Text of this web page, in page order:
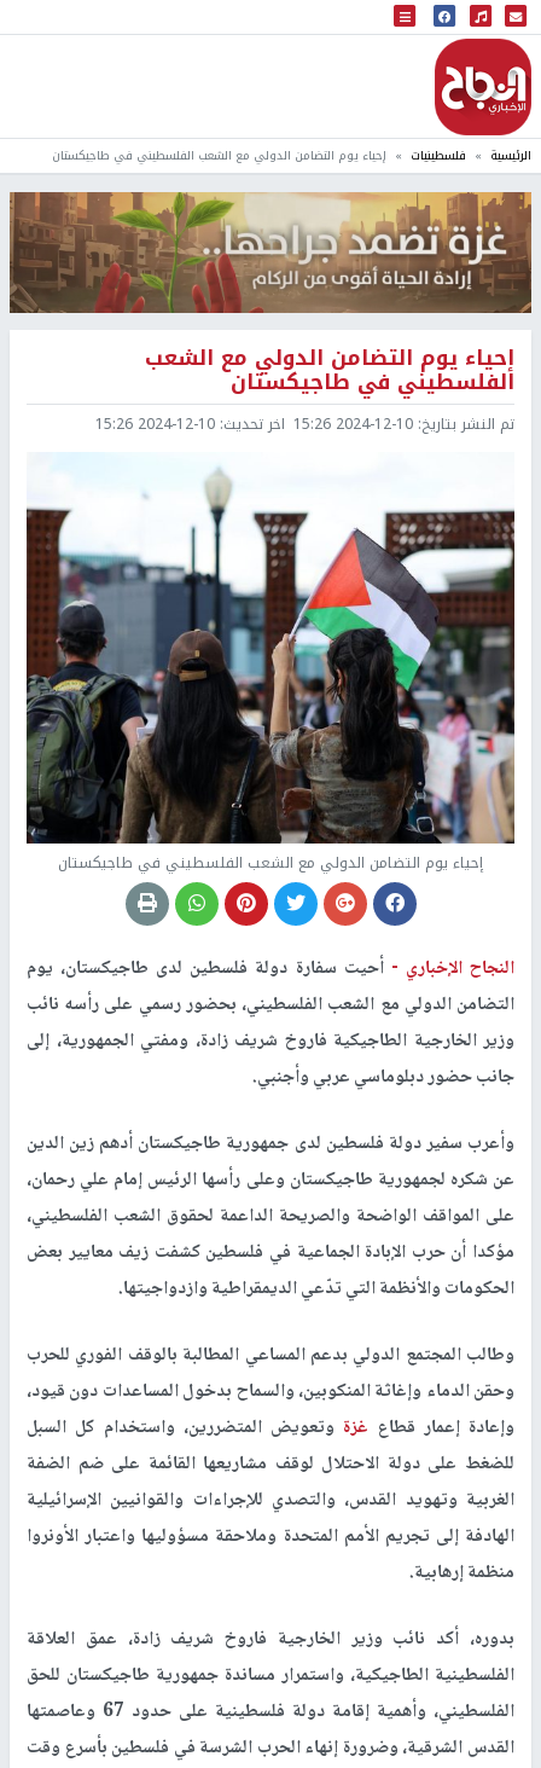
البث المباشر
إذاعة النجاح
الرئيسية فلسطينيات إحياء يوم التضامن الدولي مع الشعب الفلسطيني في طاجيكستان
إحياء يوم التضامن الدولي مع الشعب
الفلسطيني في طاجيكستان
تم النشر بتاريخ: 2024-12-10 15:26 اخر تحديث: 2024-12-10 15:26
إحياء يوم التضامن الدولي مع الشعب الفلسطيني في طاجيكستان
النجاح الإخباري -أحيت سفارة دولة فلسطين لدى طاجيكستان، يوم
التضامن الدولي مع الشعب الفلسطيني، بحضور رسمي على رأسه نائب
وزير الخارجية الطاجيكية فاروخ شريف زادة، ومفتي الجمهورية، إلى
جانب حضور دبلوماسي عربي وأجنبي.
وأعرب سفير دولة فلسطين لدى جمهورية طاجيكستان أدهم زين الدين
عن شكره لجمهورية طاجيكستان وعلى رأسها الرئيس إمام علي رحمان،
على المواقف الواضحة والصريحة الداعمة لحقوق الشعب الفلسطيني،
مؤكدا أن حرب الإبادة الجماعية في فلسطين كشفت زيف معايير بعض
الحكومات والأنظمة التي تدّعي الديمقراطية وازدواجيتها.
وطالب المجتمع الدولي بدعم المساعي المطالبة بالوقف الفوري للحرب
وحقن الدماء وإغاثة المنكوبين، والسماح بدخول المساعدات دون قيود،
وإعادة إعمار قطاع غزة وتعويض المتضررين، واستخدام كل السبل
للضغط على دولة الاحتلال لوقف مشاريعها القائمة على ضم الضفة
الغربية وتهويد القدس، والتصدي للإجراءات والقوانيين الإسرائيلية
الهادفة إلى تجريم الأمم المتحدة وملاحقة مسؤوليها واعتبار الأونروا
منظمة إرهابية.
بدوره، أكد نائب وزير الخارجية فاروخ شريف زادة، عمق العلاقة
الفلسطينية الطاجيكية، واستمرار مساندة جمهورية طاجيكستان للحق
الفلسطيني، وأهمية إقامة دولة فلسطينية على حدود 67 وعاصمتها
القدس الشرقية، وضرورة إنهاء الحرب الشرسة في فلسطين بأسرع وقت